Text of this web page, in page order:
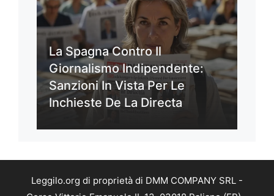
La Spagna Contro Il
Giornalismo Indipendente:
Sanzioni In Vista Per Le
Inchieste De La Directa
Leggilo.org di proprietà di DMM COMPANY SRL -